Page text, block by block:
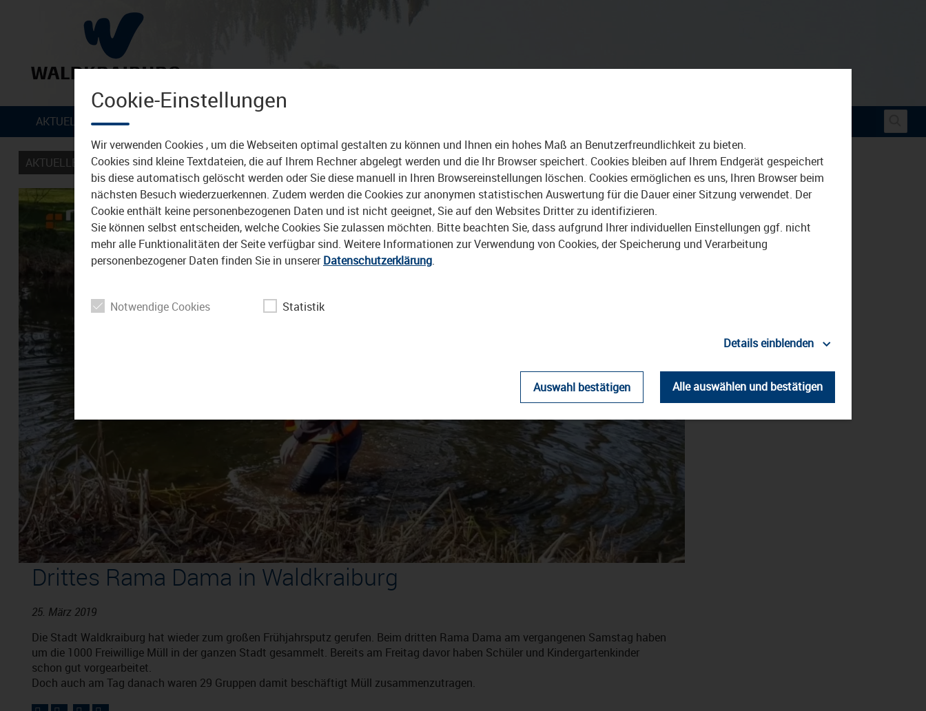
Zum Inhalt
AKTUELLES
AKTUELLES
Video
abspielen
Drittes Rama Dama in Waldkraiburg
25. März 2019
Die Stadt Waldkraiburg hat wieder zum großen Frühjahrsputz gerufen. Beim dritten Rama Dama am vergangenen Samstag haben
um die 1000 Freiwillige Müll in der ganzen Stadt gesammelt. Bereits am Freitag davor haben Schüler und Kindergartenkinder
schon gut vorgearbeitet.
Doch auch am Tag danach waren 29 Gruppen damit beschäftigt Müll zusammenzutragen.
Cookie-Einstellungen
Wir verwenden Cookies , um die Webseiten optimal gestalten zu können und Ihnen ein hohes Maß an Benutzerfreundlichkeit zu bieten.
Cookies sind kleine Textdateien, die auf Ihrem Rechner abgelegt werden und die Ihr Browser speichert. Cookies bleiben auf Ihrem Endgerät gespeichert
bis diese automatisch gelöscht werden oder Sie diese manuell in Ihren Browsereinstellungen löschen. Cookies ermöglichen es uns, Ihren Browser beim
nächsten Besuch wiederzuerkennen. Zudem werden die Cookies zur anonymen statistischen Auswertung für die Dauer einer Sitzung verwendet. Der
Cookie enthält keine personenbezogenen Daten und ist nicht geeignet, Sie auf den Websites Dritter zu identifizieren.
Sie können selbst entscheiden, welche Cookies Sie zulassen möchten. Bitte beachten Sie, dass aufgrund Ihrer individuellen Einstellungen ggf. nicht
mehr alle Funktionalitäten der Seite verfügbar sind. Weitere Informationen zur Verwendung von Cookies, der Speicherung und Verarbeitung
personenbezogener Daten finden Sie in unsererDatenschutzerklärung.
Notwendige Cookies Statistik
Details einblenden
Auswahl bestätigen Alle auswählen und bestätigen